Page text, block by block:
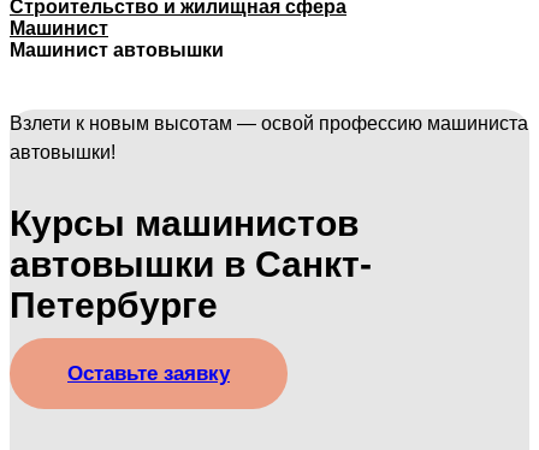
Строительство и жилищная сфера
Машинист
Машинист автовышки
Взлети к новым высотам — освой профессию машиниста
автовышки!
Курсы машинистов
автовышки в Санкт-
Петербурге
Оставьте заявку